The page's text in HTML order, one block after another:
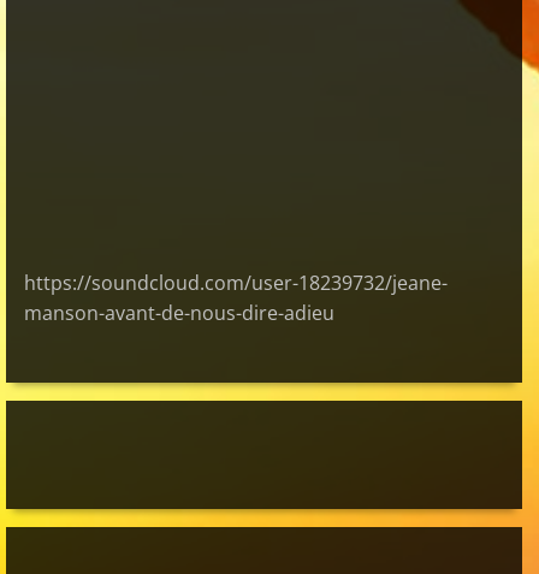
https://soundcloud.com/user-18239732/jeane-
manson-avant-de-nous-dire-adieu